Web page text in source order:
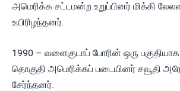
அமெரிக்க சட்டமன்ற உறுப்பினர் மிக்கி
உயிரிழந்தனர்.
1990 – வளைகுடாப் போரின் ஒரு
தொகுதி அமெரிக்கப் படையினர் சவூதி
சேர்ந்தனர்.